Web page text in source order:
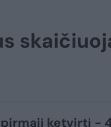
pirmąjį ketvirtį -